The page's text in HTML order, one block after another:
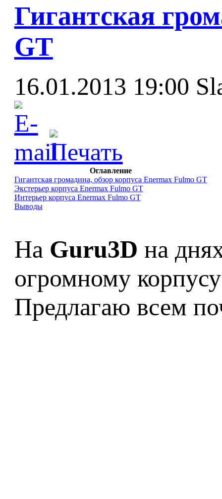
Гигантская
GT
16.01.2013 19:00
Оглавление
Гигантская громадина, обзор корпуса Enermax Fulmo GT
Экстерьер корпуса Enermax Fulmo GT
Интерьер корпуса Enermax Fulmo GT
Выводы
На Guru3D на
огромному
Предлагаю всем